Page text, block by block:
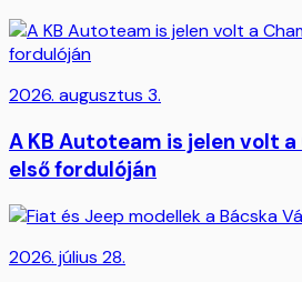
2026. augusztus 3.
A KB Autoteam is jelen volt
első fordulóján
2026. július 28.